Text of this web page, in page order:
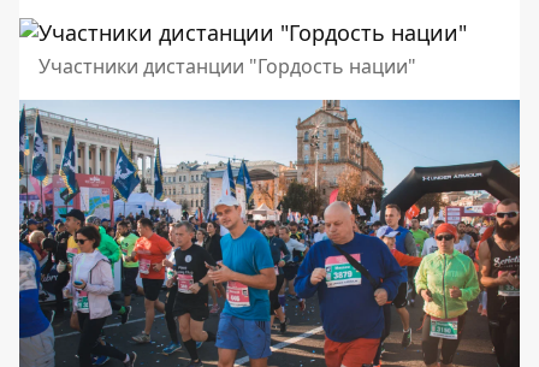
Участники дистанции "Гордость нации"